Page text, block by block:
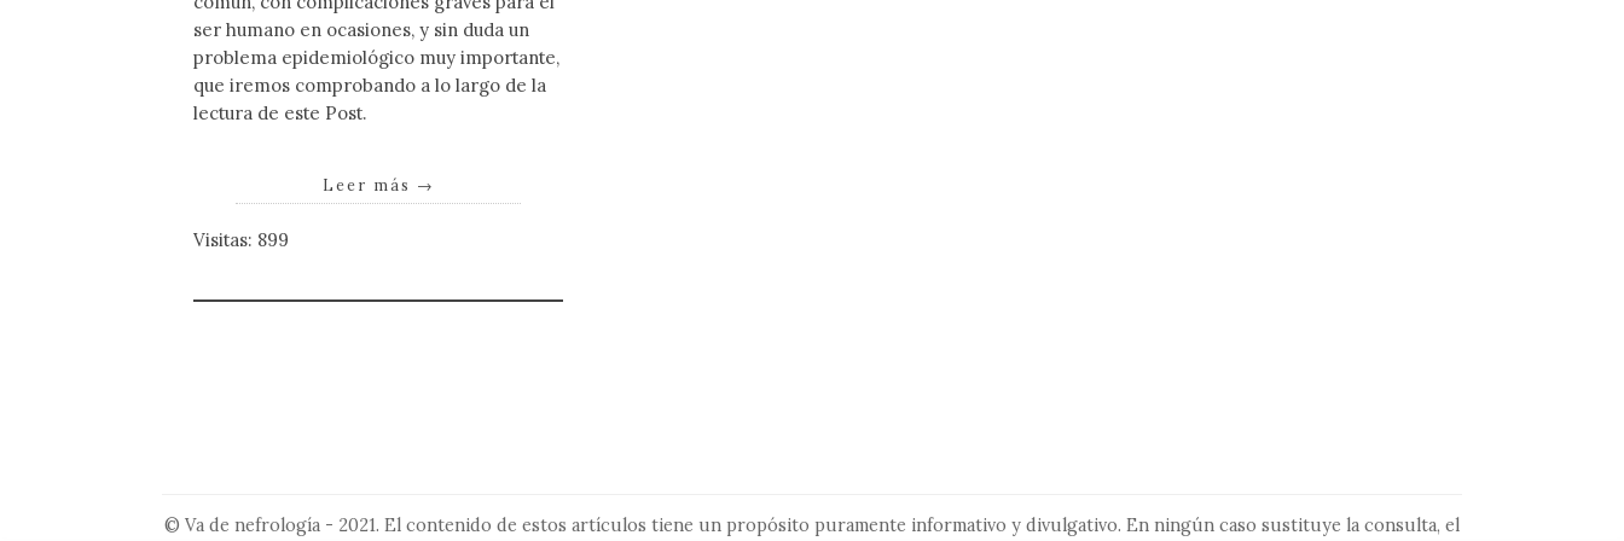
ser humano en ocasiones, y sin duda un
problema epidemiológico muy importante,
que iremos comprobando a lo largo de la
lectura de este Post.
Leer más →
Visitas: 899
© Va de nefrología - 2021. El contenido de estos artículos tiene un propósito puramente informativo y divulgativo. En ningún caso sustituye la consulta, el